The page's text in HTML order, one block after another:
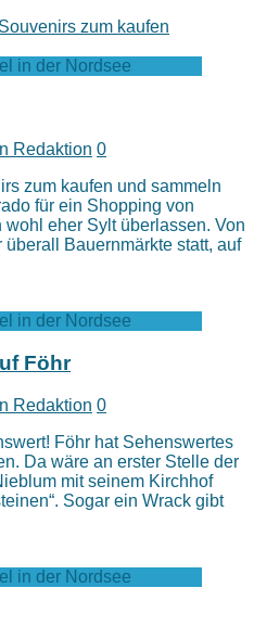
in der Nordsee
Redaktion 0
zum kaufen und sammeln
für ein Shopping von
eher Sylt überlassen. Von
Bauernmärkte statt, auf
in der Nordsee
Föhr
Redaktion 0
Föhr hat Sehenswertes
Da wäre an erster Stelle der
mit seinem Kirchhof
Sogar ein Wrack gibt
in der Nordsee